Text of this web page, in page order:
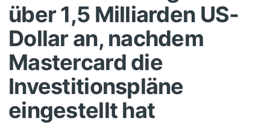
über 1,5 Milliarden US-
Dollar an, nachdem
Mastercard die
Investitionspläne
eingestellt hat